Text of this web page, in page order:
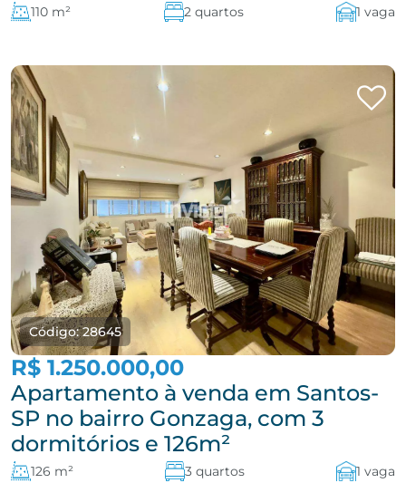
110 m² 2 quartos 1 vaga
Código: 28645
R$ 1.250.000,00
Apartamento à venda em Santos-
SP no bairro Gonzaga, com 3
dormitórios e 126m²
126 m² 3 quartos 1 vaga